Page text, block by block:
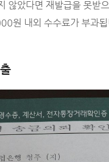
않았다면 재발급을 못받
원 내외 수수료가 부과됩